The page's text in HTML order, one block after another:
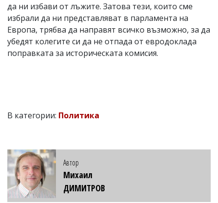
да ни избави от лъжите. Затова тези, които сме
избрали да ни представляват в парламента на
Европа, трябва да направят всичко възможно, за да
убедят колегите си да не отпада от евродоклада
поправката за историческата комисия.
В категории: Политика
Автор
Михаил
ДИМИТРОВ